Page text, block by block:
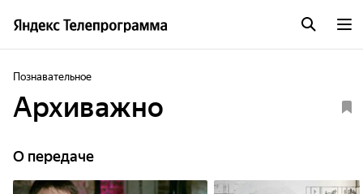
Познавательное
Архиважно
О передаче